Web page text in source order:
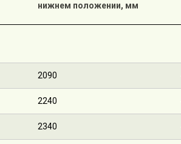
нижнем положении, мм
2090
2240
2340